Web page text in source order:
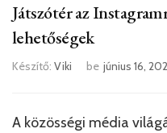
Játszótér az
lehetőségek
Készítő: Viki be június 16,
A közösségi média